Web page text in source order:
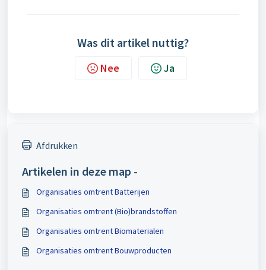
Was dit artikel nuttig?
Nee Ja
Afdrukken
Artikelen in deze map -
Organisaties omtrent Batterijen
Organisaties omtrent (Bio)brandstoffen
Organisaties omtrent Biomaterialen
Organisaties omtrent Bouwproducten